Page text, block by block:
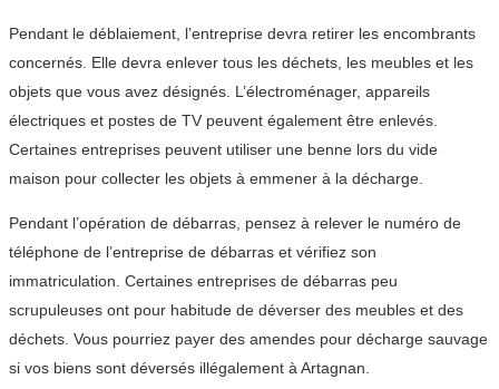
Pendant le déblaiement, l’entreprise devra retirer les encombrants
concernés. Elle devra enlever tous les déchets, les meubles et les
objets que vous avez désignés. L’électroménager, appareils
électriques et postes de TV peuvent également être enlevés.
Certaines entreprises peuvent utiliser une benne lors du vide
maison pour collecter les objets à emmener à la décharge.
Pendant l’opération de débarras, pensez à relever le numéro de
téléphone de l’entreprise de débarras et vérifiez son
immatriculation. Certaines entreprises de débarras peu
scrupuleuses ont pour habitude de déverser des meubles et des
déchets. Vous pourriez payer des amendes pour décharge sauvage
si vos biens sont déversés illégalement à Artagnan.